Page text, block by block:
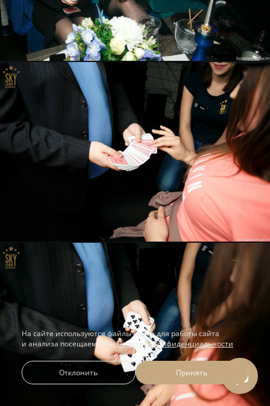
На сайте используются файлы cookie для работы сайта
и анализа посещаемости.Политика конфиденциальности
Отклонить Принять